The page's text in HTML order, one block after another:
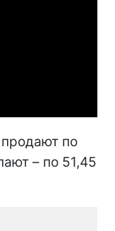
по
– по 51,45